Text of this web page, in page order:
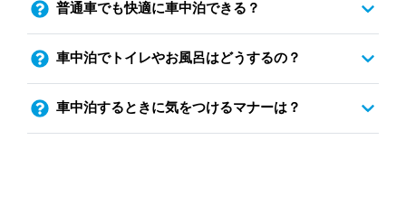
普通車でも快適に車中泊できる？
車中泊でトイレやお風呂はどうするの？
車中泊するときに気をつけるマナーは？